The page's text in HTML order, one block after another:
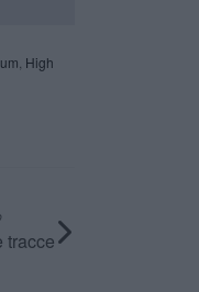
High
tracce